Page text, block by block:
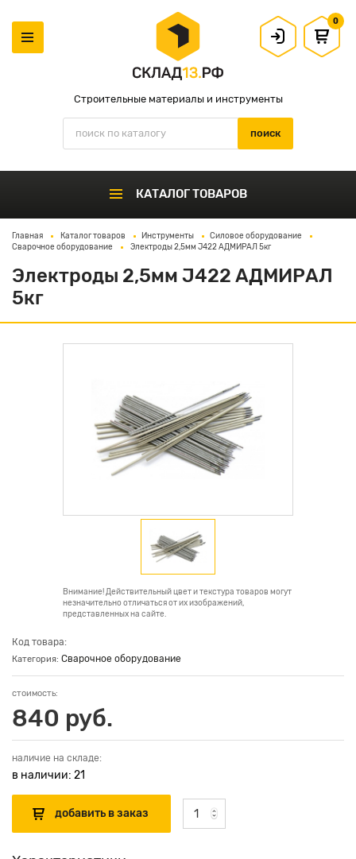
Строительные материалы и инструменты
0
КАТАЛОГ ТОВАРОВ
Главная Каталог товаров Инструменты
Силовое оборудование
Сварочное оборудование
Электроды 2,5мм J422 АДМИРАЛ 5кг
Электроды 2,5мм J422 АДМИРАЛ
5кг
Внимание! Действительный цвет и текстура товаров могут
незначительно отличаться от их изображений,
представленных на сайте.
Код товара:
Категория: Сварочное оборудование
стоимость:
840 руб.
наличие на складе:
в наличии: 21